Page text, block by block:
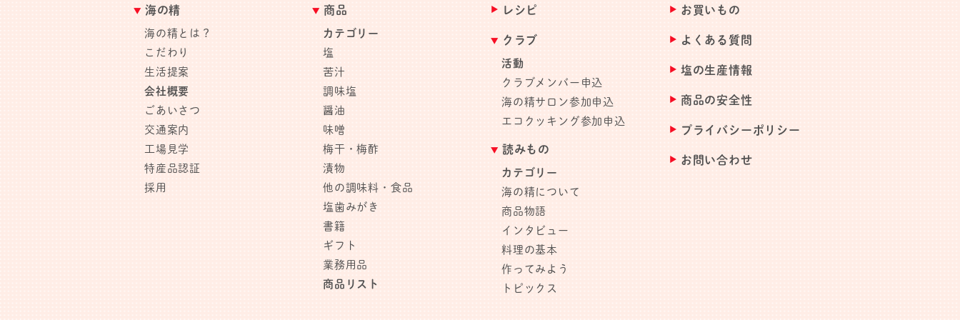
海の精
海の精とは？
こだわり
生活提案
会社概要
ごあいさつ
交通案内
工場見学
特産品認証
採用
商品
カテゴリー
塩
苦汁
調味塩
醤油
味噌
梅干・梅酢
漬物
他の調味料・食品
塩歯みがき
書籍
ギフト
業務用品
商品リスト
レシピ
クラブ
活動
クラブメンバー申込
海の精サロン参加申込
エコクッキング参加申込
読みもの
カテゴリー
海の精について
商品物語
インタビュー
料理の基本
作ってみよう
トピックス
お買いもの
よくある質問
塩の生産情報
商品の安全性
プライバシーポリシー
お問い合わせ